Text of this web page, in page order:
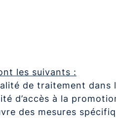
les suivants :
de traitement
d’accès à la
des mesures